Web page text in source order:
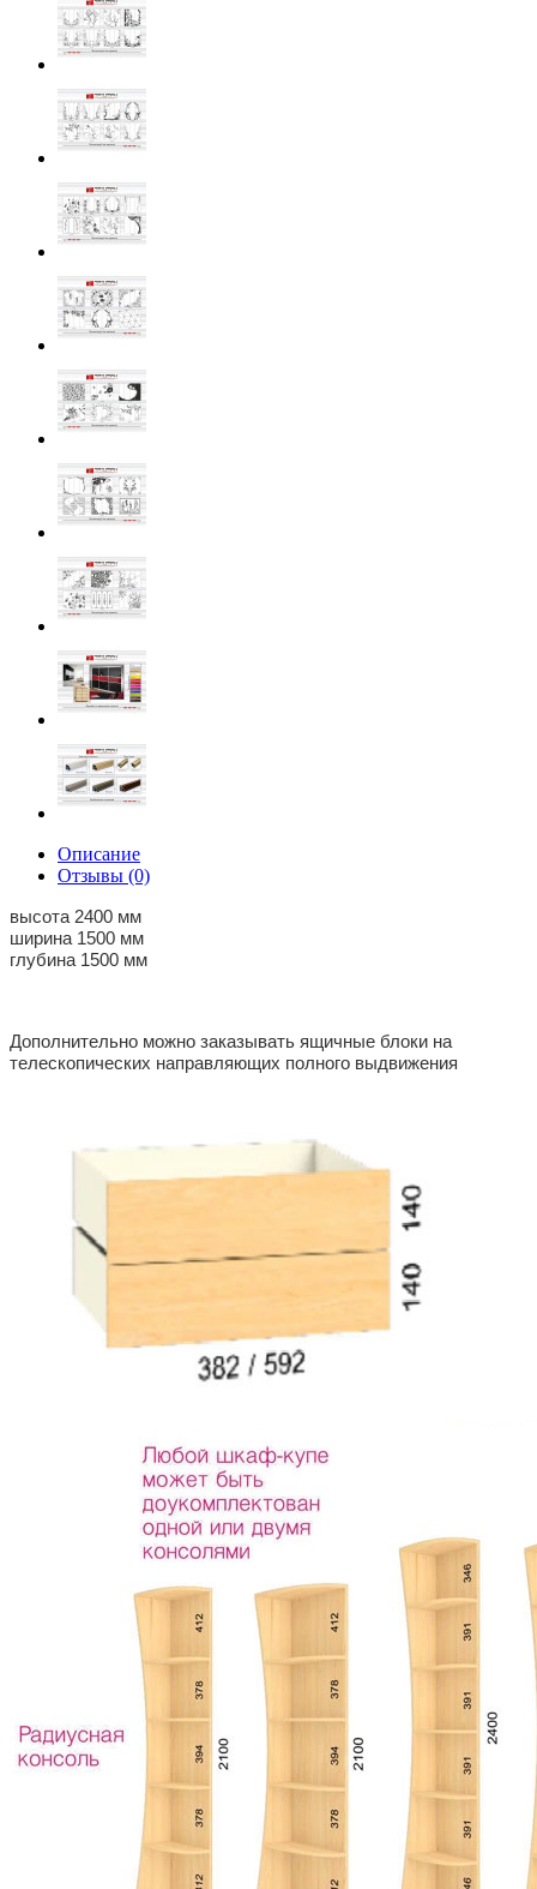
Описание
Отзывы (0)
высота 2400 мм
ширина 1500 мм
глубина 1500 мм
Дополнительно можно заказывать ящичные блоки на
телескопических направляющих полного выдвижения